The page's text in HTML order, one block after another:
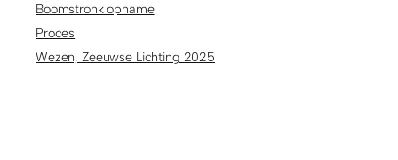
Boomstronk opname
Proces
Wezen, Zeeuwse Lichting 2025